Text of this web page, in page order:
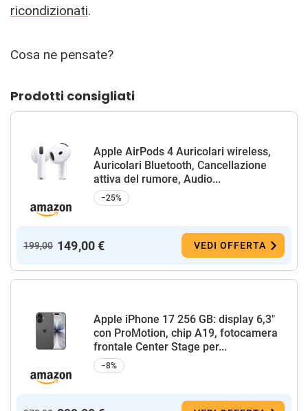
ricondizionati.
Cosa ne pensate?
Prodotti consigliati
Apple AirPods 4 Auricolari wireless,
Auricolari Bluetooth, Cancellazione
attiva del rumore, Audio...
−25%
199,00 149,00 € VEDI OFFERTA
Apple iPhone 17 256 GB: display 6,3"
con ProMotion, chip A19, fotocamera
frontale Center Stage per...
−8%